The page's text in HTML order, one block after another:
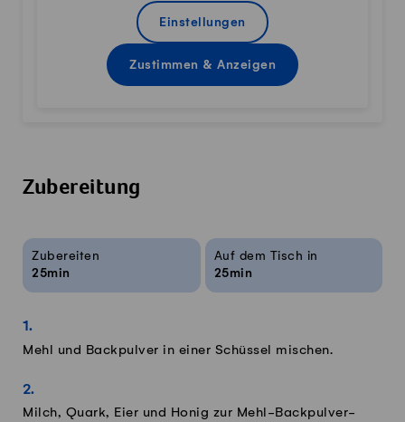
Einstellungen
Zustimmen & Anzeigen
Zubereitung
Rezeptinfos
Zubereiten
25min
Auf dem Tisch in
25min
Mehl und Backpulver in einer Schüssel mischen.
Milch, Quark, Eier und Honig zur Mehl-Backpulver-